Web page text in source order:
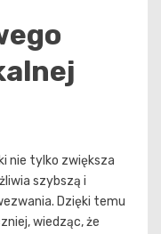
nie tylko zwiększa
szybszą i
Dzięki temu
wiedząc, że